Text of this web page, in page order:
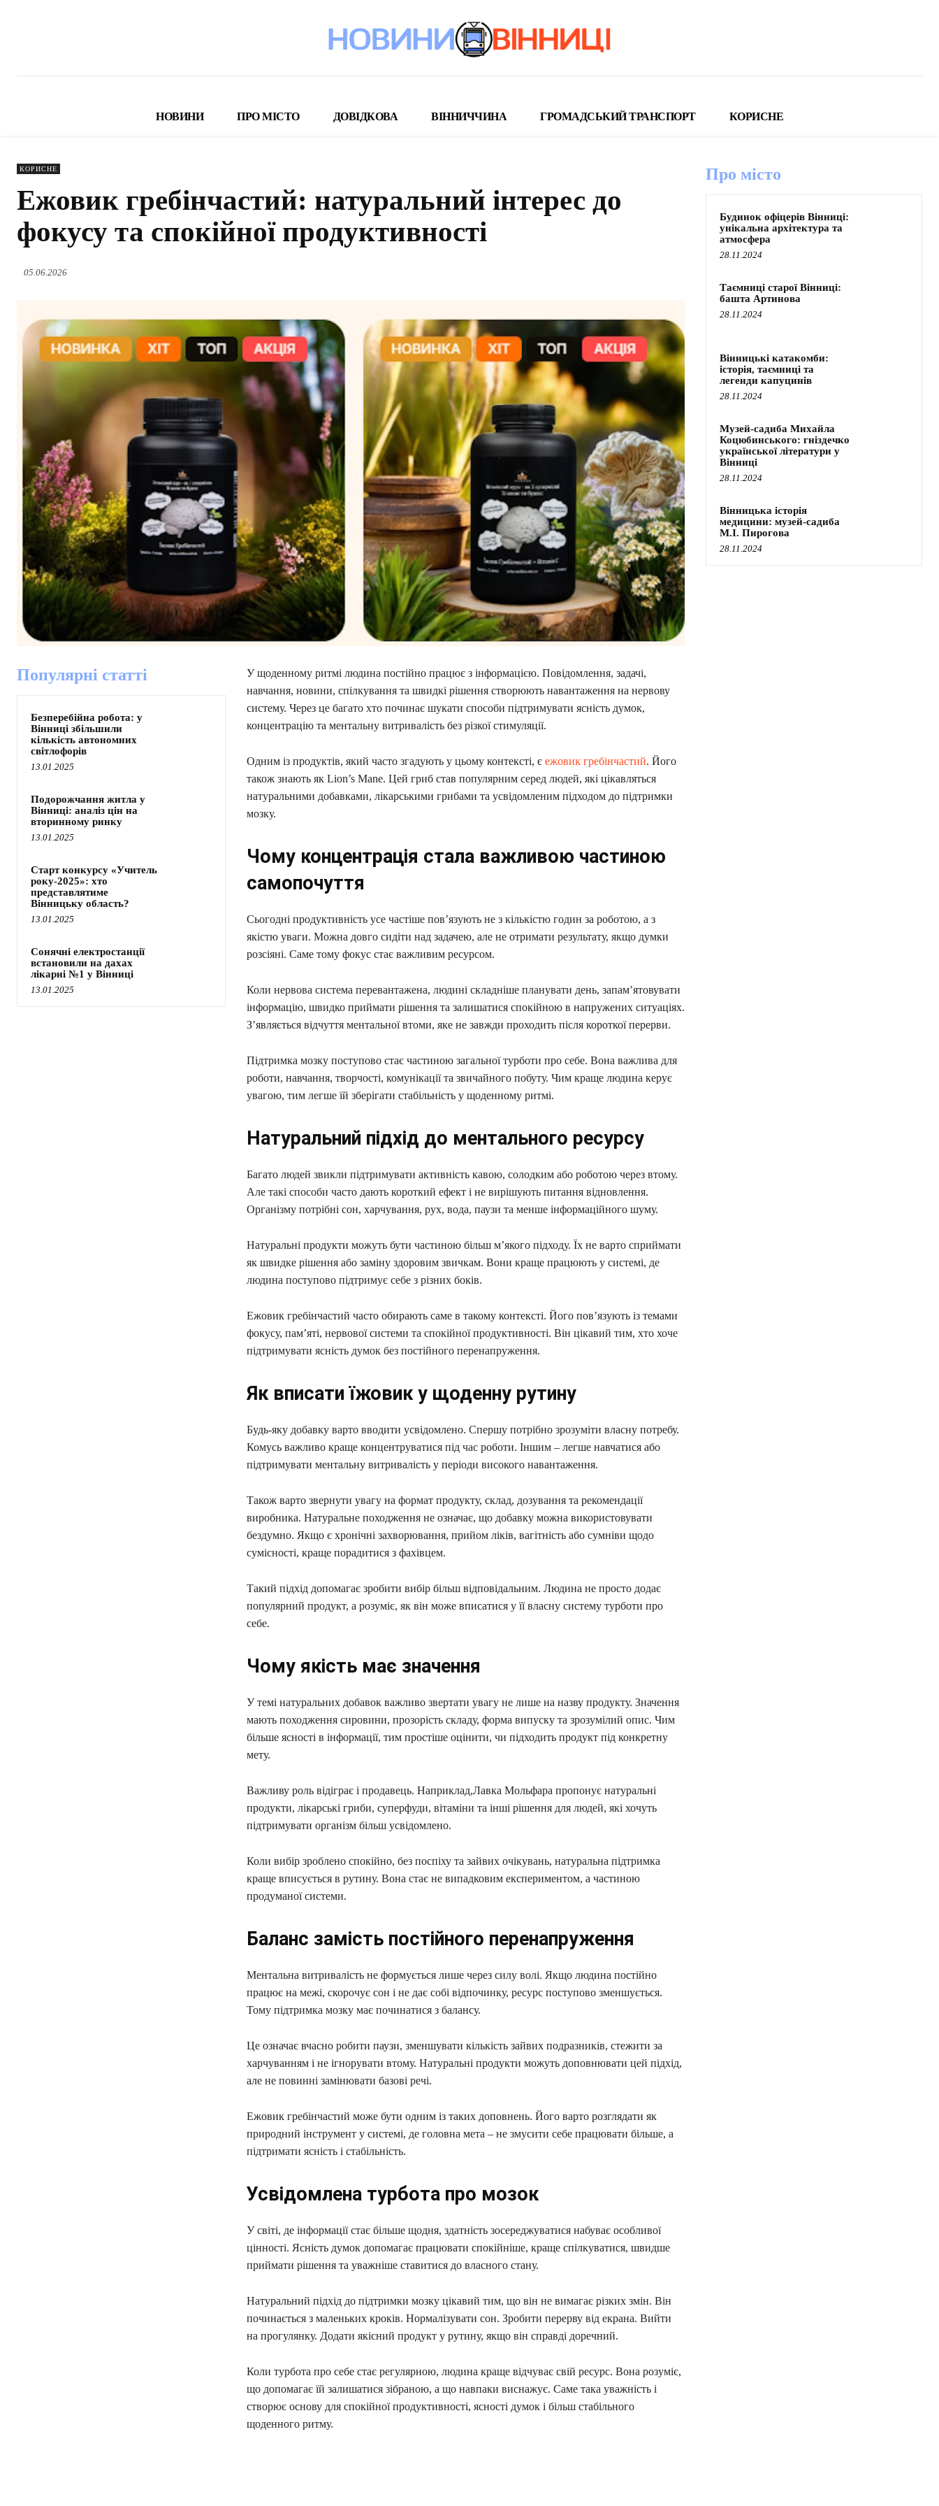
НОВИНИ ПРО МІСТО ДОВІДКОВА ВІННИЧЧИНА ГРОМАДСЬКИЙ ТРАНСПОРТ КОРИСНЕ
КОРИСНЕ
Ежовик гребінчастий: натуральний інтерес до
фокусу та спокійної продуктивності
05.06.2026
Популярні статті
Безперебійна робота: у
Вінниці збільшили
кількість автономних
світлофорів
13.01.2025
Подорожчання житла у
Вінниці: аналіз цін на
вторинному ринку
13.01.2025
Старт конкурсу «Учитель
року-2025»: хто
представлятиме
Вінницьку область?
13.01.2025
Сонячні електростанції
встановили на дахах
лікарні №1 у Вінниці
13.01.2025
У щоденному ритмі людина постійно працює з інформацією. Повідомлення, задачі,
навчання, новини, спілкування та швидкі рішення створюють навантаження на нервову
систему. Через це багато хто починає шукати способи підтримувати ясність думок,
концентрацію та ментальну витривалість без різкої стимуляції.
Одним із продуктів, який часто згадують у цьому контексті, єежовик гребінчастий. Його
також знають як Lion’s Mane. Цей гриб став популярним серед людей, які цікавляться
натуральними добавками, лікарськими грибами та усвідомленим підходом до підтримки
мозку.
Чому концентрація стала важливою частиною
самопочуття
Сьогодні продуктивність усе частіше пов’язують не з кількістю годин за роботою, а з
якістю уваги. Можна довго сидіти над задачею, але не отримати результату, якщо думки
розсіяні. Саме тому фокус стає важливим ресурсом.
Коли нервова система перевантажена, людині складніше планувати день, запам’ятовувати
інформацію, швидко приймати рішення та залишатися спокійною в напружених ситуаціях.
З’являється відчуття ментальної втоми, яке не завжди проходить після короткої перерви.
Підтримка мозку поступово стає частиною загальної турботи про себе. Вона важлива для
роботи, навчання, творчості, комунікації та звичайного побуту. Чим краще людина керує
увагою, тим легше їй зберігати стабільність у щоденному ритмі.
Натуральний підхід до ментального ресурсу
Багато людей звикли підтримувати активність кавою, солодким або роботою через втому.
Але такі способи часто дають короткий ефект і не вирішують питання відновлення.
Організму потрібні сон, харчування, рух, вода, паузи та менше інформаційного шуму.
Натуральні продукти можуть бути частиною більш м’якого підходу. Їх не варто сприймати
як швидке рішення або заміну здоровим звичкам. Вони краще працюють у системі, де
людина поступово підтримує себе з різних боків.
Ежовик гребінчастий часто обирають саме в такому контексті. Його пов’язують із темами
фокусу, пам’яті, нервової системи та спокійної продуктивності. Він цікавий тим, хто хоче
підтримувати ясність думок без постійного перенапруження.
Як вписати їжовик у щоденну рутину
Будь-яку добавку варто вводити усвідомлено. Спершу потрібно зрозуміти власну потребу.
Комусь важливо краще концентруватися під час роботи. Іншим – легше навчатися або
підтримувати ментальну витривалість у періоди високого навантаження.
Також варто звернути увагу на формат продукту, склад, дозування та рекомендації
виробника. Натуральне походження не означає, що добавку можна використовувати
бездумно. Якщо є хронічні захворювання, прийом ліків, вагітність або сумніви щодо
сумісності, краще порадитися з фахівцем.
Такий підхід допомагає зробити вибір більш відповідальним. Людина не просто додає
популярний продукт, а розуміє, як він може вписатися у її власну систему турботи про
себе.
Чому якість має значення
У темі натуральних добавок важливо звертати увагу не лише на назву продукту. Значення
мають походження сировини, прозорість складу, форма випуску та зрозумілий опис. Чим
більше ясності в інформації, тим простіше оцінити, чи підходить продукт під конкретну
мету.
Важливу роль відіграє і продавець. Наприклад,Лавка Мольфара пропонує натуральні
продукти, лікарські гриби, суперфуди, вітаміни та інші рішення для людей, які хочуть
підтримувати організм більш усвідомлено.
Коли вибір зроблено спокійно, без поспіху та зайвих очікувань, натуральна підтримка
краще вписується в рутину. Вона стає не випадковим експериментом, а частиною
продуманої системи.
Баланс замість постійного перенапруження
Ментальна витривалість не формується лише через силу волі. Якщо людина постійно
працює на межі, скорочує сон і не дає собі відпочинку, ресурс поступово зменшується.
Тому підтримка мозку має починатися з балансу.
Це означає вчасно робити паузи, зменшувати кількість зайвих подразників, стежити за
харчуванням і не ігнорувати втому. Натуральні продукти можуть доповнювати цей підхід,
але не повинні замінювати базові речі.
Ежовик гребінчастий може бути одним із таких доповнень. Його варто розглядати як
природний інструмент у системі, де головна мета – не змусити себе працювати більше, а
підтримати ясність і стабільність.
Усвідомлена турбота про мозок
У світі, де інформації стає більше щодня, здатність зосереджуватися набуває особливої
цінності. Ясність думок допомагає працювати спокійніше, краще спілкуватися, швидше
приймати рішення та уважніше ставитися до власного стану.
Натуральний підхід до підтримки мозку цікавий тим, що він не вимагає різких змін. Він
починається з маленьких кроків. Нормалізувати сон. Зробити перерву від екрана. Вийти
на прогулянку. Додати якісний продукт у рутину, якщо він справді доречний.
Коли турбота про себе стає регулярною, людина краще відчуває свій ресурс. Вона розуміє,
що допомагає їй залишатися зібраною, а що навпаки виснажує. Саме така уважність і
створює основу для спокійної продуктивності, ясності думок і більш стабільного
щоденного ритму.
Про місто
Будинок офіцерів Вінниці:
унікальна архітектура та
атмосфера
28.11.2024
Таємниці старої Вінниці:
башта Артинова
28.11.2024
Вінницькі катакомби:
історія, таємниці та
легенди капуцинів
28.11.2024
Музей-садиба Михайла
Коцюбинського: гніздечко
української літератури у
Вінниці
28.11.2024
Вінницька історія
медицини: музей-садиба
М.І. Пирогова
28.11.2024